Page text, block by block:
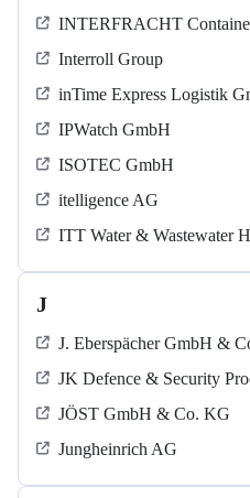
INTERFRACHT
Interroll Group
inTime Express Logistik
IPWatch GmbH
ISOTEC GmbH
itelligence AG
ITT Water & Wastewater
J
J. Eberspächer GmbH &
JK Defence & Security
JÖST GmbH & Co. KG
Jungheinrich AG